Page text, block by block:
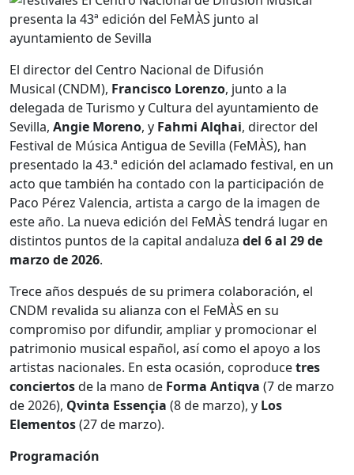
El director del Centro Nacional de Difusión
Musical (CNDM), Francisco Lorenzo, junto a la
delegada de Turismo y Cultura del ayuntamiento de
Sevilla, Angie Moreno, y Fahmi Alqhai, director del
Festival de Música Antigua de Sevilla (FeMÀS), han
presentado la 43.ª edición del aclamado festival, en un
acto que también ha contado con la participación de
Paco Pérez Valencia, artista a cargo de la imagen de
este año. La nueva edición del FeMÀS tendrá lugar en
distintos puntos de la capital andaluza del 6 al 29 de
marzo de 2026.
Trece años después de su primera colaboración, el
CNDM revalida su alianza con el FeMÀS en su
compromiso por difundir, ampliar y promocionar el
patrimonio musical español, así como el apoyo a los
artistas nacionales. En esta ocasión, coproducetres
conciertosde la mano de Forma Antiqva (7 de marzo
de 2026), Qvinta Essençia (8 de marzo), y Los
Elementos(27 de marzo).
Programación